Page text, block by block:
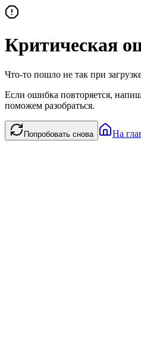
Критическая
Что-то пошло не так при
Если ошибка повторяется,
поможем разобраться.
Попробовать снова На